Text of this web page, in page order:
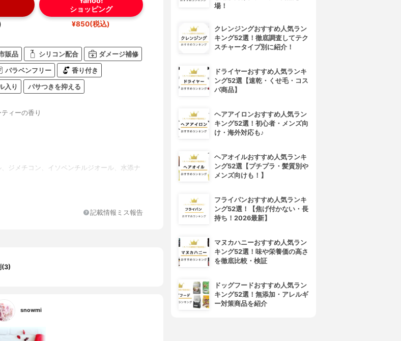
ショッピング
¥850(税込)
販品 シリコン配合 ダメージ補修
パラベンフリー 香り付き
入り パサつきを抑える
ィーの香り
ジメチコン、イソペンチルジオール、水添ナ
キシエチルウレア、アルキル（Ｃ１２，１
リーエキス、ダイズ種子エキス、イソプロパノ
記載情報ミス報告
(3)
snowmi
場！
クレンジングおすすめ人気ラン
キング52選！徹底調査してテク
スチャータイプ別に紹介！
ドライヤーおすすめ人気ランキ
ング52選【速乾・くせ毛・コス
パ商品】
ヘアアイロンおすすめ人気ラン
キング52選！初心者・メンズ向
け・海外対応も♪
ヘアオイルおすすめ人気ランキ
ング52選【プチプラ・髪質別や
メンズ向けも！】
フライパンおすすめ人気ランキ
ング52選！【焦げ付かない・長
持ち！2026最新】
マヌカハニーおすすめ人気ラン
キング52選！味や栄養価の高さ
を徹底比較・検証
ドッグフードおすすめ人気ラン
キング52選！無添加・アレルギ
ー対策商品を紹介